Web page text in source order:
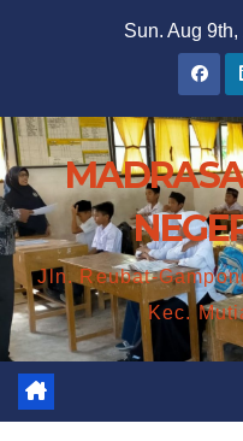
Sun. Aug
Jln. Reubat-
Kec.